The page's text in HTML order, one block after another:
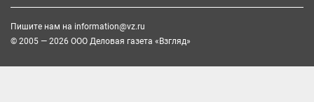
Пишите нам на information@vz.ru
© 2005 — 2026 ООО Деловая газета «Взгляд»